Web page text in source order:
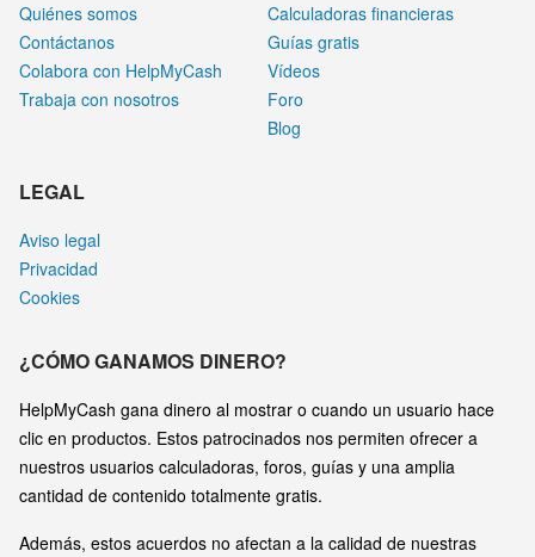
Quiénes somos
Contáctanos
Colabora con HelpMyCash
Trabaja con nosotros
Calculadoras financieras
Guías gratis
Vídeos
Foro
Blog
LEGAL
Aviso legal
Privacidad
Cookies
¿CÓMO GANAMOS DINERO?
HelpMyCash gana dinero al mostrar o cuando un usuario hace
clic en productos. Estos patrocinados nos permiten ofrecer a
nuestros usuarios calculadoras, foros, guías y una amplia
cantidad de contenido totalmente gratis.
Además, estos acuerdos no afectan a la calidad de nuestras